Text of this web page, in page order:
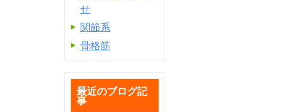
せ
関節系
骨格筋
最近のブログ記
事